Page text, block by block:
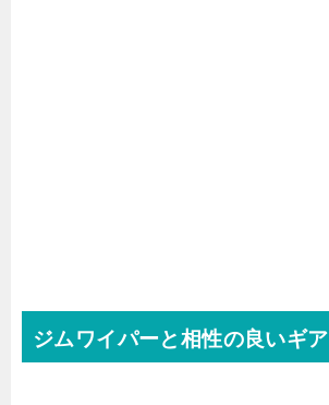
ジムワイパーと相性の良いギア